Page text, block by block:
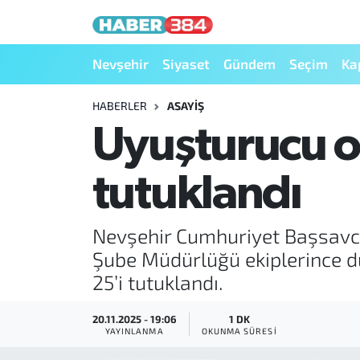
Nevşehir Siyaset Gündem Seçim
HABERLER ASAYIŞ
Uyuşturucu
tutuklandı
Nevşehir Cumhuriyet
Şube Müdürlüğü ekiplerince
25’i tutuklandı.
20.11.2025 - 19:06
YAYINLANMA
1 DK
OKUNMA SÜRESI
Nöbetçi Eczaneler
Hava Durumu
Trafik Durumu
Süper Lig Puan Durumu ve Fikstür
Tüm Manşetler
Son Dakika Haberleri